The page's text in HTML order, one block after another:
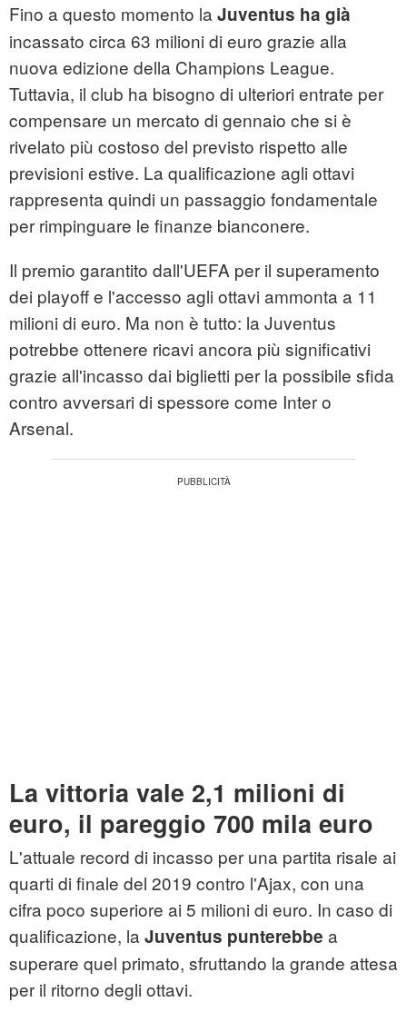
Fino a questo momento la Juventus ha già
incassato circa 63 milioni di euro grazie alla
nuova edizione della Champions League.
Tuttavia, il club ha bisogno di ulteriori entrate per
compensare un mercato di gennaio che si è
rivelato più costoso del previsto rispetto alle
previsioni estive. La qualificazione agli ottavi
rappresenta quindi un passaggio fondamentale
per rimpinguare le finanze bianconere.
Il premio garantito dall'UEFA per il superamento
dei playoff e l'accesso agli ottavi ammonta a 11
milioni di euro. Ma non è tutto: la Juventus
potrebbe ottenere ricavi ancora più significativi
grazie all'incasso dai biglietti per la possibile sfida
contro avversari di spessore come Inter o
Arsenal.
La vittoria vale 2,1 milioni di
euro, il pareggio 700 mila euro
L'attuale record di incasso per una partita risale ai
quarti di finale del 2019 contro l'Ajax, con una
cifra poco superiore ai 5 milioni di euro. In caso di
qualificazione, la Juventus punterebbe a
superare quel primato, sfruttando la grande attesa
per il ritorno degli ottavi.